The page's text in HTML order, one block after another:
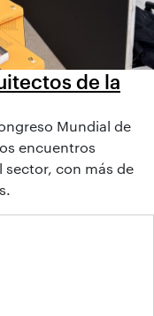
de la
Mundial de
encuentros
con más de